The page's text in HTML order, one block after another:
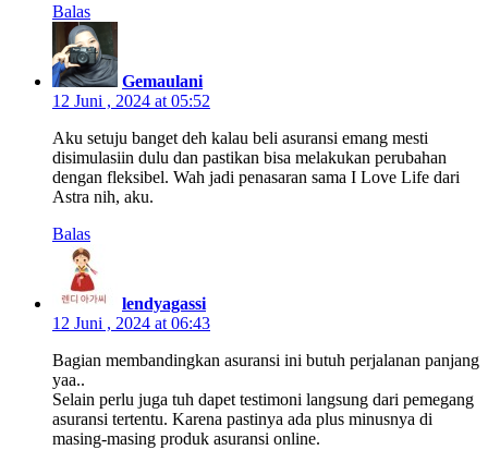
Balas
Gemaulani
12 Juni , 2024 at 05:52
Aku setuju banget deh kalau beli asuransi emang mesti
disimulasiin dulu dan pastikan bisa melakukan perubahan
dengan fleksibel. Wah jadi penasaran sama I Love Life dari
Astra nih, aku.
Balas
lendyagassi
12 Juni , 2024 at 06:43
Bagian membandingkan asuransi ini butuh perjalanan panjang
yaa..
Selain perlu juga tuh dapet testimoni langsung dari pemegang
asuransi tertentu. Karena pastinya ada plus minusnya di
masing-masing produk asuransi online.